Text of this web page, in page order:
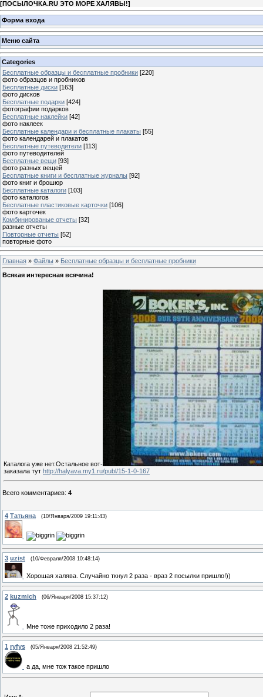
[ПОСЫЛОЧКА.RU ЭТО МОРЕ ХАЛЯВЫ!]
Форма входа
Меню сайта
Categories
Бесплатные образцы и бесплатные пробники [220]
фото образцов и пробников
Бесплатные диски [163]
фото дисков
Бесплатные подарки [424]
фотографии подарков
Бесплатные наклейки [42]
фото наклеек
Бесплатные календари и бесплатные плакаты [55]
фото календарей и плакатов
Бесплатные путеводители [113]
фото путеводителей
Бесплатные вещи [93]
фото разных вещей
Бесплатные книги и бесплатные журналы [92]
фото книг и брошюр
Бесплатные каталоги [103]
фото каталогов
Бесплатные пластиковые карточки [106]
фото карточек
Комбинированые отчеты [32]
разные отчеты
Повторные отчеты [52]
повторные фото
Главная » Файлы » Бесплатные образцы и бесплатные пробники
Всякая интересная всячина!
Каталога уже нет.Остальное вот-
заказала тут http://halyava.my1.ru/publ/15-1-0-167
Всего комментариев: 4
4 Татьяна (10/Января/2009 19:11:43)
3 uzist (10/Февраля/2008 10:48:14)
Хорошая халява. Случайно ткнул 2 раза - враз 2 посылки пришло!))
2 kuzmich (06/Января/2008 15:37:12)
Мне тоже приходило 2 раза!
1 ryfys (05/Января/2008 21:52:49)
а да, мне тож такое пришло